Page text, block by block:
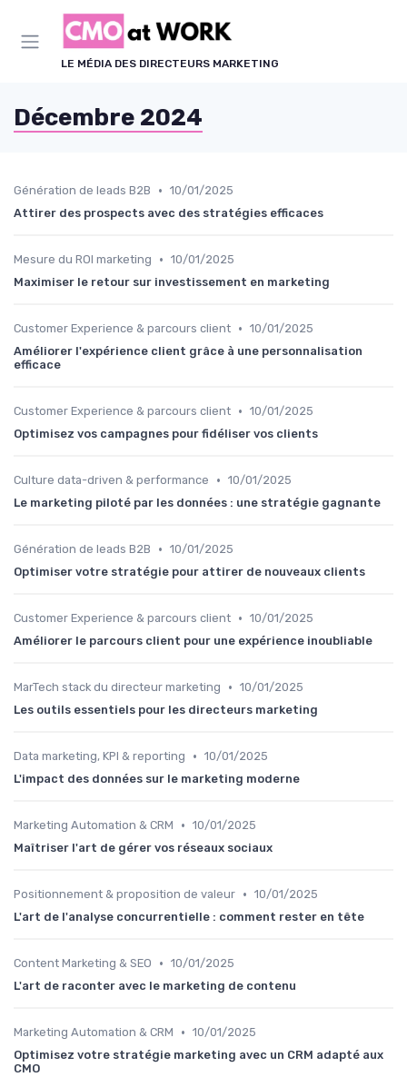
LE MÉDIA DES DIRECTEURS MARKETING
Décembre 2024
Génération de leads B2B • 10/01/2025
Attirer des prospects avec des stratégies efficaces
Mesure du ROI marketing • 10/01/2025
Maximiser le retour sur investissement en marketing
Customer Experience & parcours client • 10/01/2025
Améliorer l'expérience client grâce à une personnalisation
efficace
Customer Experience & parcours client • 10/01/2025
Optimisez vos campagnes pour fidéliser vos clients
Culture data-driven & performance • 10/01/2025
Le marketing piloté par les données : une stratégie gagnante
Génération de leads B2B • 10/01/2025
Optimiser votre stratégie pour attirer de nouveaux clients
Customer Experience & parcours client • 10/01/2025
Améliorer le parcours client pour une expérience inoubliable
MarTech stack du directeur marketing • 10/01/2025
Les outils essentiels pour les directeurs marketing
Data marketing, KPI & reporting • 10/01/2025
L'impact des données sur le marketing moderne
Marketing Automation & CRM • 10/01/2025
Maîtriser l'art de gérer vos réseaux sociaux
Positionnement & proposition de valeur • 10/01/2025
L'art de l'analyse concurrentielle : comment rester en tête
Content Marketing & SEO • 10/01/2025
L'art de raconter avec le marketing de contenu
Marketing Automation & CRM • 10/01/2025
Optimisez votre stratégie marketing avec un CRM adapté aux
CMO
Panneau de gestion des cookies